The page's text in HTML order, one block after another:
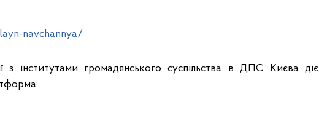
navchannya/
з інститутами громадянського суспільства в ДПС Києва діє